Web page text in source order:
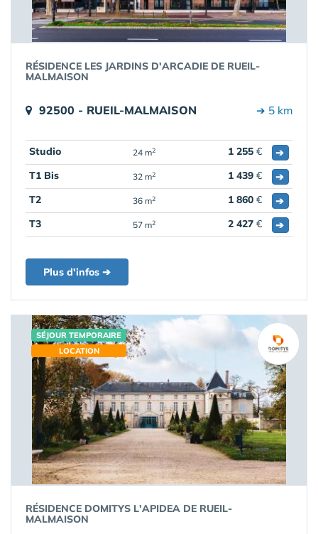
RÉSIDENCE LES JARDINS D'ARCADIE DE RUEIL-
MALMAISON
92500 - RUEIL-MALMAISON ➔ 5 km
Studio 24 m2 1 255 €
➔
T1 Bis
32 m2 1 439 €
➔
T2
36 m2 1 860 €
➔
T3
57 m2 2 427 € ➔
Plus d'infos ➔
SÉJOUR TEMPORAIRE
LOCATION
RÉSIDENCE DOMITYS L'APIDEA DE RUEIL-
MALMAISON